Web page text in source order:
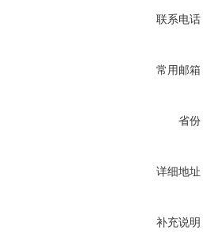
联系电话
常用邮箱
省份
详细地址
补充说明